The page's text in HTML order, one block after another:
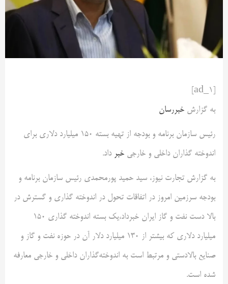
به گزارش خبررسان
رئیس سازمان برنامه و بودجه از تهیه بسته ۱۵۰ میلیارد دلاری برای
اندوخته گذاران داخلی و خارجی خبر داد.
به گزارش تجارت نیوز، سید حمید پورمحمدی رئیس سازمان برنامه و
بودجه سرزمین امروز در اتفاقات تحول در اندوخته گذاری و گسترش در
بالا دست نفت و گاز ایران خبرداد،یک بسته اندوخته گذاری ۱۵۰
میلیارد دلاری که بیشتر از ۱۳۰ میلیارد دلار آن در حوزه نفت و گاز و
صنایع بالادستی و مرتبط است به اندوخته‌گذاران داخلی و خارجی معارفه
شده است.